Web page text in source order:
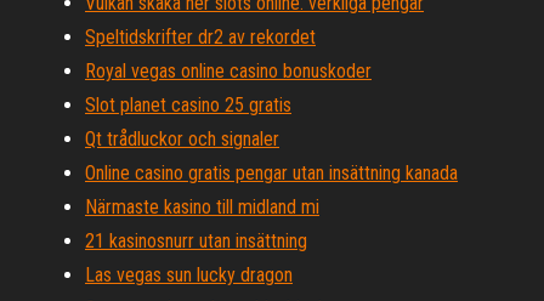
Speltidskrifter dr2 av rekordet
Royal vegas online casino bonuskoder
Slot planet casino 25 gratis
Qt trådluckor och signaler
Online casino gratis pengar utan insättning kanada
Närmaste kasino till midland mi
21 kasinosnurr utan insättning
Las vegas sun lucky dragon